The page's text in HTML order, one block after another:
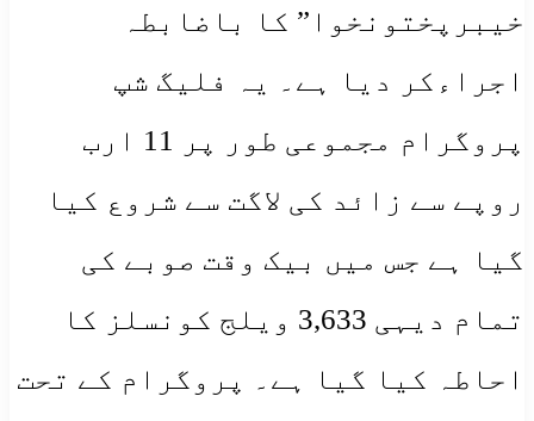
خیبرپختونخوا” کا باضابطہ
اجراءکر دیا ہے۔ یہ فلیگ شپ
پروگرام مجموعی طور پر 11 ارب
روپے سے زائد کی لاگت سے شروع کیا
گیا ہے جس میں بیک وقت صوبے کی
تمام دیہی 3,633 ویلج کونسلز کا
احاطہ کیا گیا ہے۔ پروگرام کے تحت